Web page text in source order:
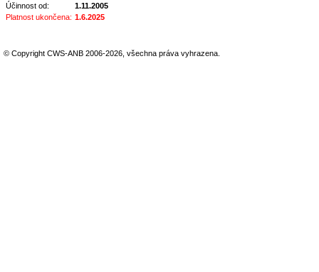
Účinnost od:
1.11.2005
Platnost ukončena: 1.6.2025
© Copyright CWS-ANB 2006-2026, všechna práva vyhrazena.